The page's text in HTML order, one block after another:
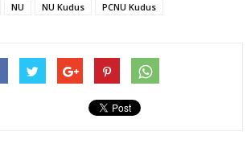
NU NU Kudus PCNU Kudus